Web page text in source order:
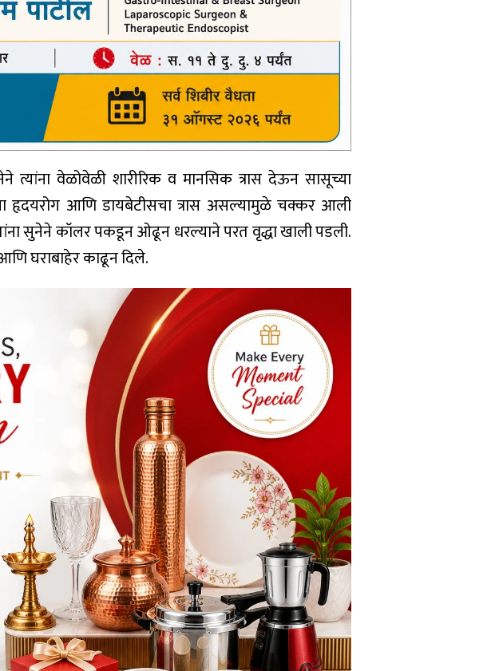
त्यांना वेळोवेळी शारीरिक व मानसिक त्रास देऊन सासूच्या
हृदयरोग आणि डायबेटीसचा त्रास असल्यामुळे चक्कर आली
सुनेने कॉलर पकडून ओढून धरल्याने परत वृद्धा खाली पडली.
घराबाहेर काढून दिले.